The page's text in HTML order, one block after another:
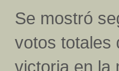
Se mostró
votos totales
victoria en la